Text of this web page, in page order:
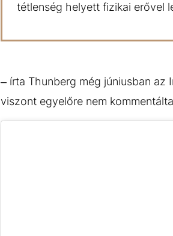
tétlenség helyett fizikai erővel
– írta Thunberg még júniusban
viszont egyelőre nem